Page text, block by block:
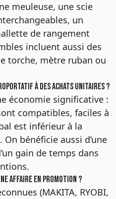
meuleuse, une scie
un
de rangement
incluent aussi des
torche, mètre ruban ou
à des achats unitaires ?
économie significative :
compatibles, faciles à
est inférieur à la
bénéficie aussi d’une
gain de temps dans
affaire en promotion ?
(MAKITA, RYOBI,